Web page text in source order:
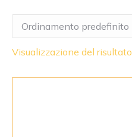
Visualizzazione del risultato